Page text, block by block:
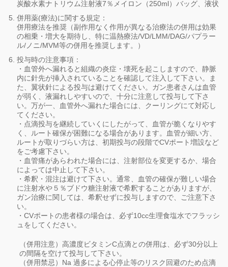
炭酸水素ナトリウム注射液7％メイロン（250ml）バッグ、液状
併用薬(療法)に関する規定：
併用療法を推奨（副作用なく作用が異なる治療法の併用は効果
の相乗・増大を期待し、特に温熱療法/VD/LMM/DAG/パプラー
ル/ノニ/MVM等の併用を推奨します。）
投与時の注意事項：
・血管外へ漏れると組織の炎症・壊死を起こしますので、静脈
内に針先が挿入されていることを確認して注入して下さい。ま
た、翼状針による投与は避けてください。ガン患者さんは血管
が弱く、液漏れしやすいので、十分に注意して投与して下さ
い。万が一、血管外へ漏れた場合には、クーリングにて対応し
てください。
・点滴投与を継続していくにしたがって、血管が脆くなりやす
く、ルート確保が困難になる場合があります。血管が細い方、
ルートが取りづらい方は、初期投与の段階でCVポート増設など
をご考慮下さい。
・血管痛があらわれた場合には、注射部位を変更するか、場合
によっては中止して下さい。
・希釈・混注は避けて下さい。通常、血管の確保が難しい場合
に注射水や５％ブドウ糖注射液で希釈することがありますが、
ガン治療に関しては、希釈せずに投与しますので、ご注意下さ
い。
・CVポートの患者様の場合は、必ず10cc生理食塩水でフラッシ
ュをしてください。
（併用注意）高濃度ビタミンC点滴との併用は、必ず30分以上
の間隔を空けて投与して下さい。
（併用禁忌）Na 過多による心停止等のリスク回避のため点滴